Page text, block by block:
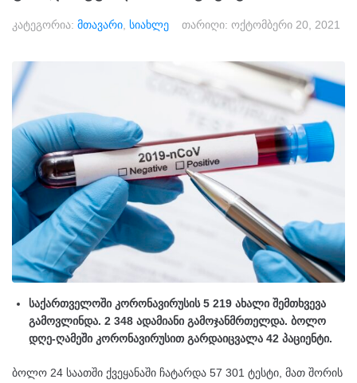
კატეგორია: მთავარი სიახლე თარიღი: ოქტომბერი 20, 2021
საქართველოში კორონავირუსის 5 219 ახალი შემთხვევა
გამოვლინდა. 2 348 ადამიანი გამოჯანმრთელდა. ბოლო
დღე-ღამეში კორონავირუსით გარდაიცვალა 42 პაციენტი.
ბოლო 24 საათში ქვეყანაში ჩატარდა 57 301 ტესტი, მათ შორის